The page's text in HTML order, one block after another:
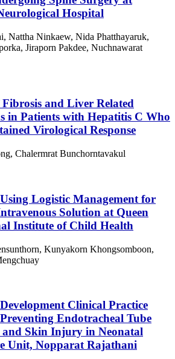
Hospital
Nattha Ninkaew, Nida Phatthayaruk,
Jiraporn Pakdee, Nuchnawarat
Fibrosis and Liver Related
in Patients with Hepatitis C Who
Virological Response
Chalermrat Bunchorntavakul
Logistic Management for
Solution at Queen
Institute of Child Health
Kunyakorn Khongsomboon,
Clinical Practice
Endotracheal Tube
and Skin Injury in Neonatal
Unit, Nopparat Rajathani